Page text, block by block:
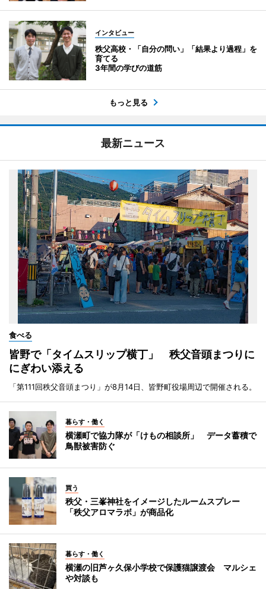
インタビュー
秩父高校・「自分の問い」「結果より過程」を
育てる
3年間の学びの道筋
もっと見る
最新ニュース
食べる
皆野で「タイムスリップ横丁」 秩父音頭まつりに
にぎわい添える
「第111回秩父音頭まつり」が8月14日、皆野町役場周辺で開催される。
暮らす・働く
横瀬町で協力隊が「けもの相談所」 データ蓄積で
鳥獣被害防ぐ
買う
秩父・三峯神社をイメージしたルームスプレー
「秩父アロマラボ」が商品化
暮らす・働く
横瀬の旧芦ヶ久保小学校で保護猫譲渡会 マルシェ
や対談も